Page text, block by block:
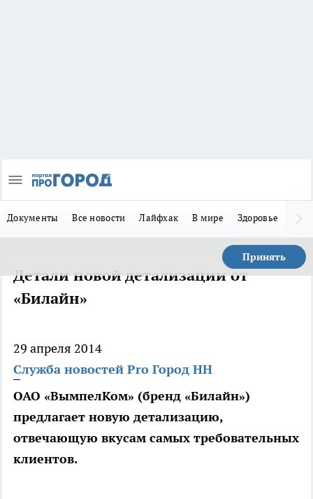
Документы Все новости Лайфхак В мире Здоровье
Принять
Детали новой детализации от
«Билайн»
29 апреля 2014
Служба новостей Pro Город НН
ОАО «ВымпелКом» (бренд «Билайн»)
предлагает новую детализацию,
отвечающую вкусам самых требовательных
клиентов.